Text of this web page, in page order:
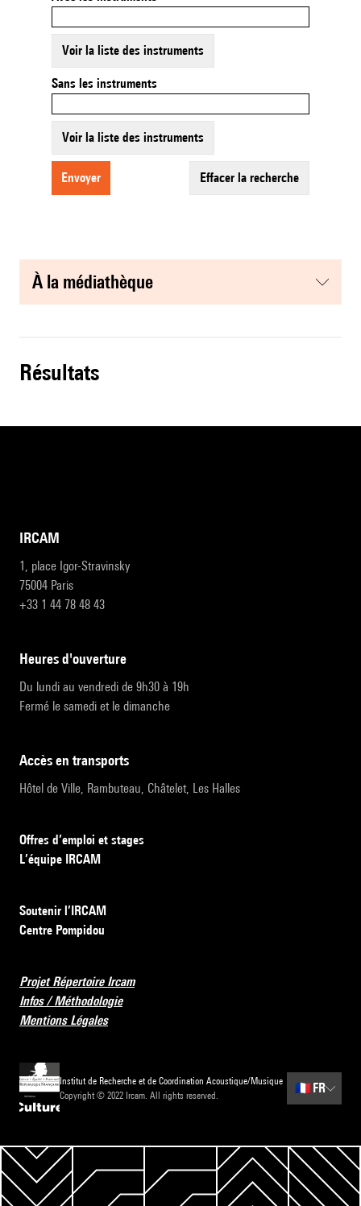
Voir la liste des instruments
Sans les instruments
Voir la liste des instruments
envoyer effacer la recherche
à la médiathèque
résultats
IRCAM
1, place Igor-Stravinsky
75004 Paris
+33 1 44 78 48 43
heures d'ouverture
Du lundi au vendredi de 9h30 à 19h
Fermé le samedi et le dimanche
accès en transports
Hôtel de Ville, Rambuteau, Châtelet, Les Halles
Offres d’emploi et stages
L’équipe IRCAM
Soutenir l’IRCAM
Centre Pompidou
Projet Répertoire Ircam
Infos / Méthodologie
Mentions Légales
Institut de Recherche et de Coordination Acoustique/Musique
Copyright © 2022 Ircam. All rights reserved.
🇫🇷 FR